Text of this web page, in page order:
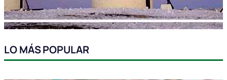
LO MÁS POPULAR